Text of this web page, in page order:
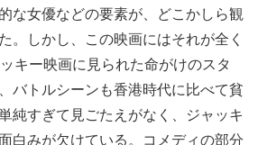
な女優などの要素が、どこかしら観
。しかし、この映画にはそれが全く
キー映画に見られた命がけのスタ
バトルシーンも香港時代に比べて貧
純すぎて見ごたえがなく、ジャッキ
白みが欠けている。コメディの部分